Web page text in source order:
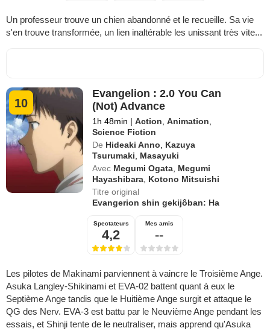
Un professeur trouve un chien abandonné et le recueille. Sa vie
s'en trouve transformée, un lien inaltérable les unissant très vite...
10
Evangelion : 2.0 You Can
(Not) Advance
1h 48min | Action,Animation,
Science Fiction
De Hideaki Anno, Kazuya
Tsurumaki, Masayuki
Avec Megumi Ogata, Megumi
Hayashibara, Kotono Mitsuishi
Titre original
Evangerion shin gekijôban: Ha
Spectateurs
4,2
Mes amis
--
Les pilotes de Makinami parviennent à vaincre le Troisième Ange.
Asuka Langley-Shikinami et EVA-02 battent quant à eux le
Septième Ange tandis que le Huitième Ange surgit et attaque le
QG des Nerv. EVA-3 est battu par le Neuvième Ange pendant les
essais, et Shinji tente de le neutraliser, mais apprend qu'Asuka